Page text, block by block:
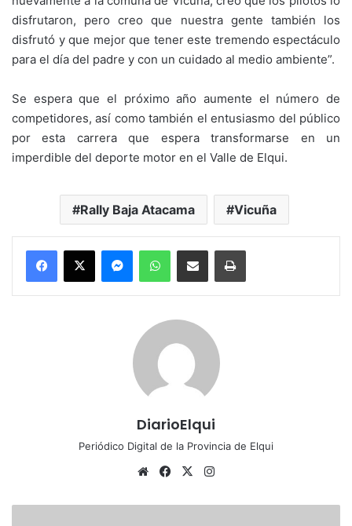
disfrutaron, pero creo que nuestra gente también los
disfrutó y que mejor que tener este tremendo espectáculo
para el día del padre y con un cuidado al medio ambiente”.
Se espera que el próximo año aumente el número de
competidores, así como también el entusiasmo del público
por esta carrera que espera transformarse en un
imperdible del deporte motor en el Valle de Elqui.
Rally Baja Atacama Vicuña
DiarioElqui
Periódico Digital de la Provincia de Elqui
Siti
we
Fa
bo
X
ra